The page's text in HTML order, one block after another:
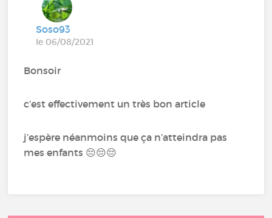
Soso93
le 06/08/2021
Bonsoir
c’est effectivement un très bon article
j’espère néanmoins que ça n’atteindra pas
mes enfants 😔😔😔